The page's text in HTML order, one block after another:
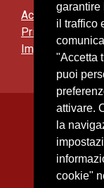
garantire
il traffico
"Accetta
puoi
attivare.
la
cookie"
Accessibilità
Privacy e
Impostazioni
Via